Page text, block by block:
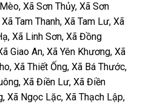
Xã Sơn Thủy, Xã Sơn
Tam Thanh, Xã Tam Lư, Xã
Xã Linh Sơn, Xã Đồng
Giao An, Xã Yên Khương, Xã
Xã Thiết Ống, Xã Bá Thước,
Xã Điền Lư, Xã Điền
Xã Ngọc Lặc, Xã Thạch Lập,